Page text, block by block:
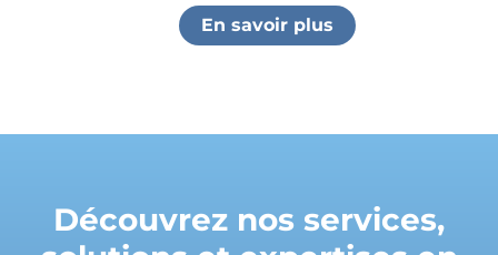
En savoir plus
Découvrez nos services,